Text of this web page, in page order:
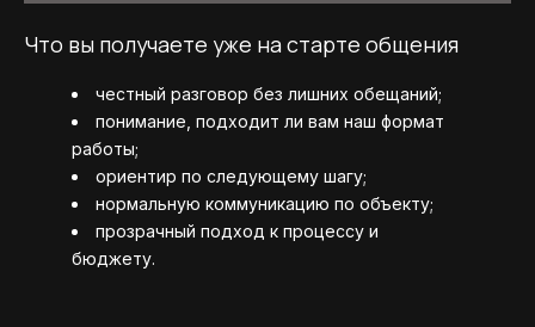
Что вы получаете уже на старте общения
честный разговор без лишних обещаний;
понимание, подходит ли вам наш формат
работы;
ориентир по следующему шагу;
нормальную коммуникацию по объекту;
прозрачный подход к процессу и
бюджету.